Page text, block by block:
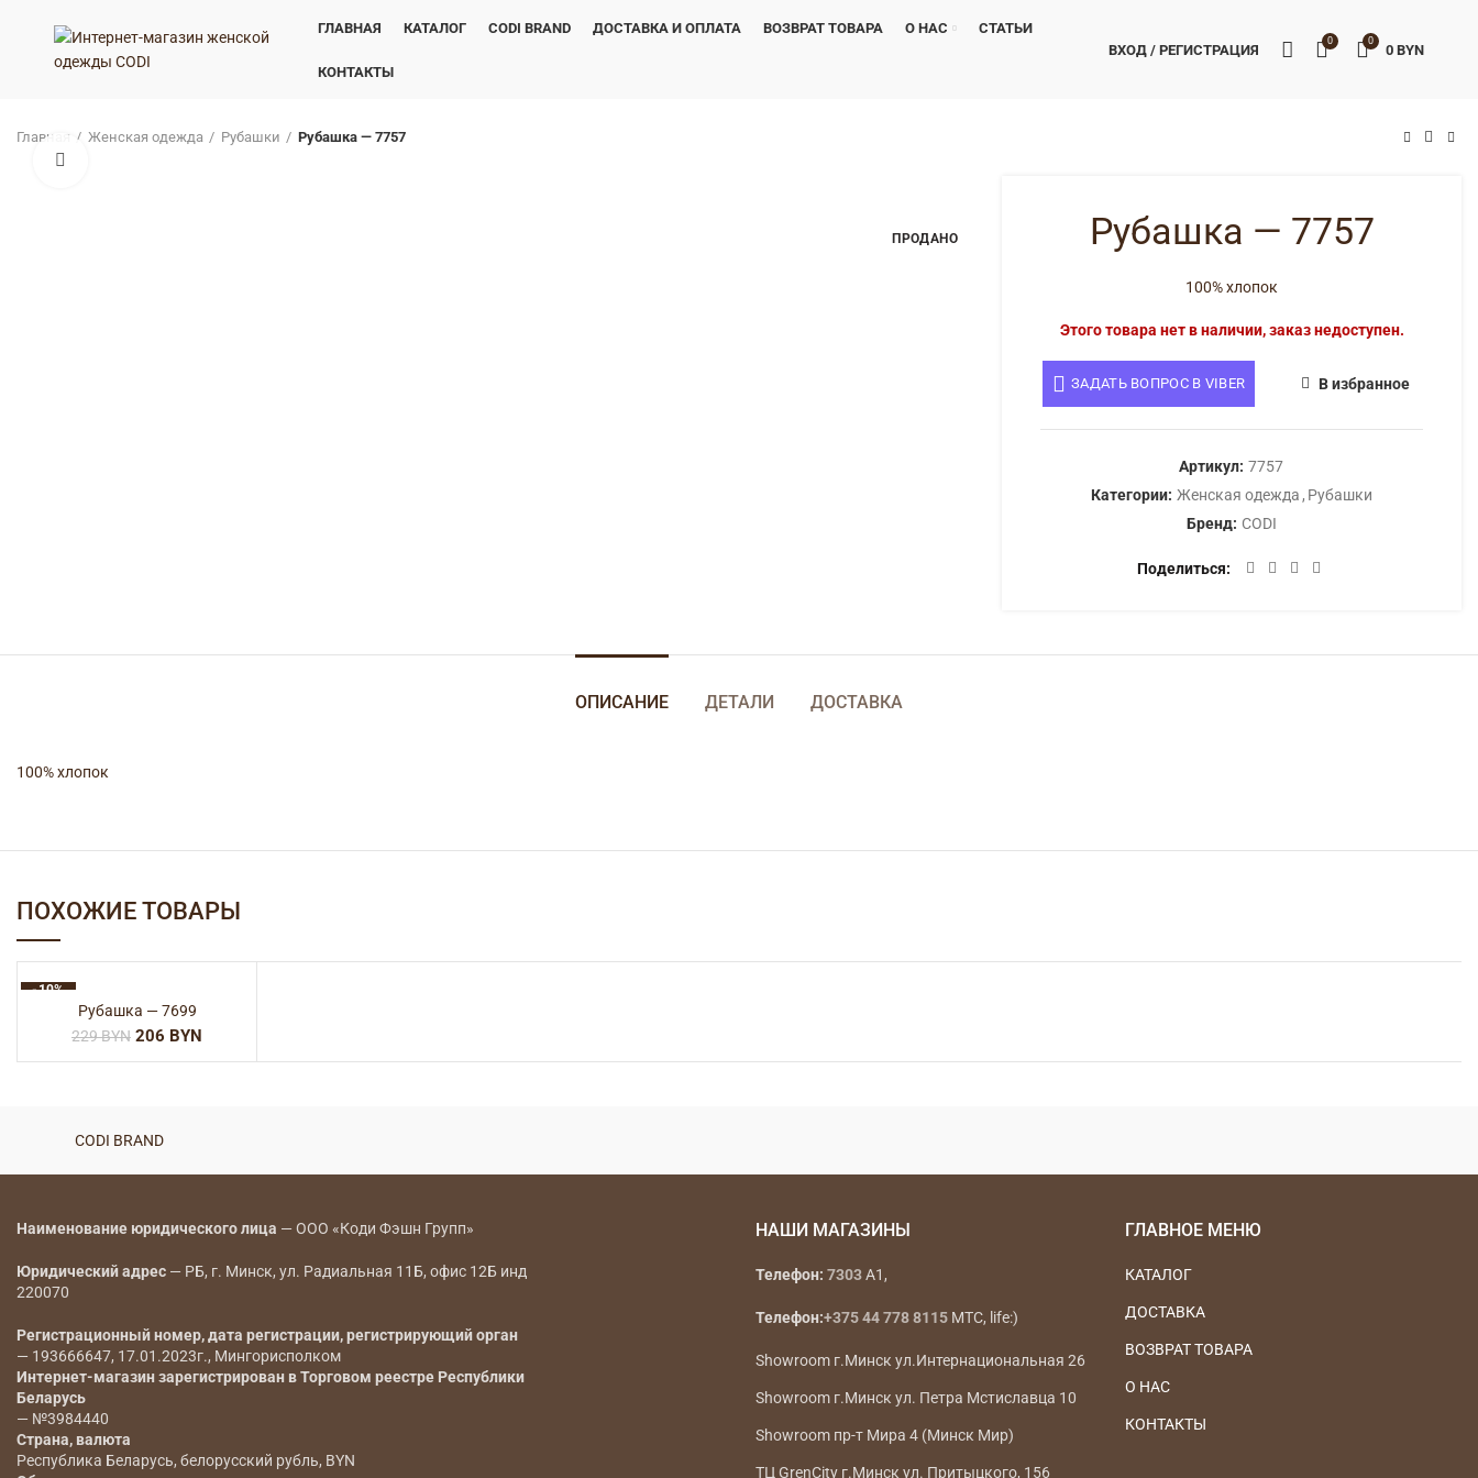
ГЛАВНАЯ КАТАЛОГ CODI BRAND ДОСТАВКА И ОПЛАТА ВОЗВРАТ ТОВАРА О НАС СТАТЬИ
КОНТАКТЫ
ВХОД / РЕГИСТРАЦИЯ
0 0
0BYN
Главная Женская одежда Рубашки Рубашка — 7757
ПРОДАНО Рубашка — 7757
100% хлопок
Этого товара нет в наличии, заказ недоступен.
ЗАДАТЬ ВОПРОС В VIBER В избранное
Артикул: 7757
Категории: Женская одежда , Рубашки
Бренд: CODI
Поделиться
ОПИСАНИЕ ДЕТАЛИ ДОСТАВКА
100% хлопок
ПОХОЖИЕ ТОВАРЫ
-10%
Рубашка — 7699
229BYN 206 BYN
CODI BRAND
Наименование юридического лица — ООО «Коди Фэшн Групп»
Юридический адрес — РБ, г. Минск, ул. Радиальная 11Б, офис 12Б инд
220070
Регистрационный номер, дата регистрации, регистрирующий орган
— 193666647, 17.01.2023г., Мингорисполком
Интернет-магазин зарегистрирован в Торговом реестре Республики
Беларусь
— №3984440
Страна, валюта
Республика Беларусь, белорусский рубль, BYN
НАШИ МАГАЗИНЫ
Телефон: 7303A1,
Телефон:+375 44 778 8115 МТС, life:)
Showroom г.Минск ул.Интернациональная 26
Showroom г.Минск ул. Петра Мстиславца 10
Showroom пр-т Мира 4 (Минск Мир)
ТЦ GrenCity г.Минск ул. Притыцкого, 156
ГЛАВНОЕ МЕНЮ
КАТАЛОГ
ДОСТАВКА
ВОЗВРАТ ТОВАРА
О НАС
КОНТАКТЫ